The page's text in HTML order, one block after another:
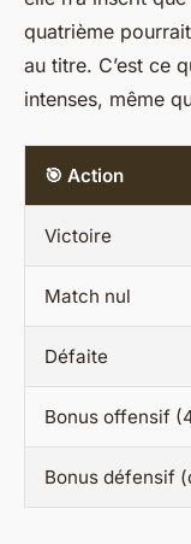
quatrième
au titre. C’est ce
intenses, même
🎯 Action
Victoire
Match nul
Défaite
Bonus offensif
Bonus défensif